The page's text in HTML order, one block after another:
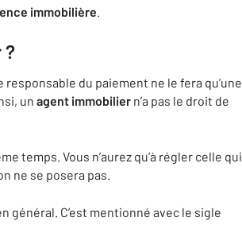
immobilière
?
responsable du paiement ne le fera qu’une
un agent immobilier n’a pas le droit de
temps. Vous n’aurez qu’à régler celle qui
ne se posera pas.
général. C’est mentionné avec le sigle